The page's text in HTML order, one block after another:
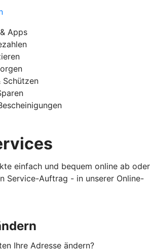
Apps
Schützen
einfach und bequem online ab oder
Service-Auftrag - in unserer Online-
Ihre Adresse ändern?